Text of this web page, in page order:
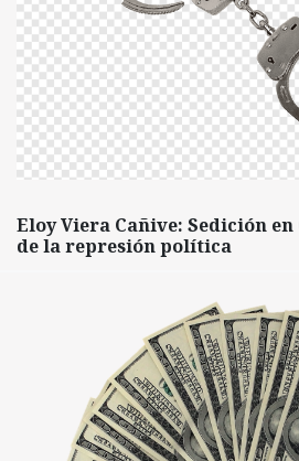
Eloy Viera Cañive: Sedición
de la represión política